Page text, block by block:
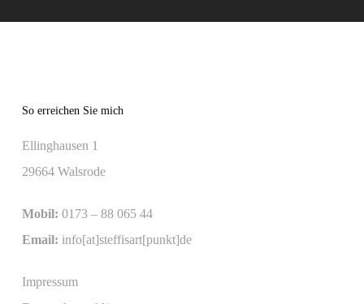
So erreichen Sie mich
Ellinghausen 1
29664 Walsrode
Mobil: 0173 – 88 065 44
Email: info[at]steffisart[punkt]de
Impressum